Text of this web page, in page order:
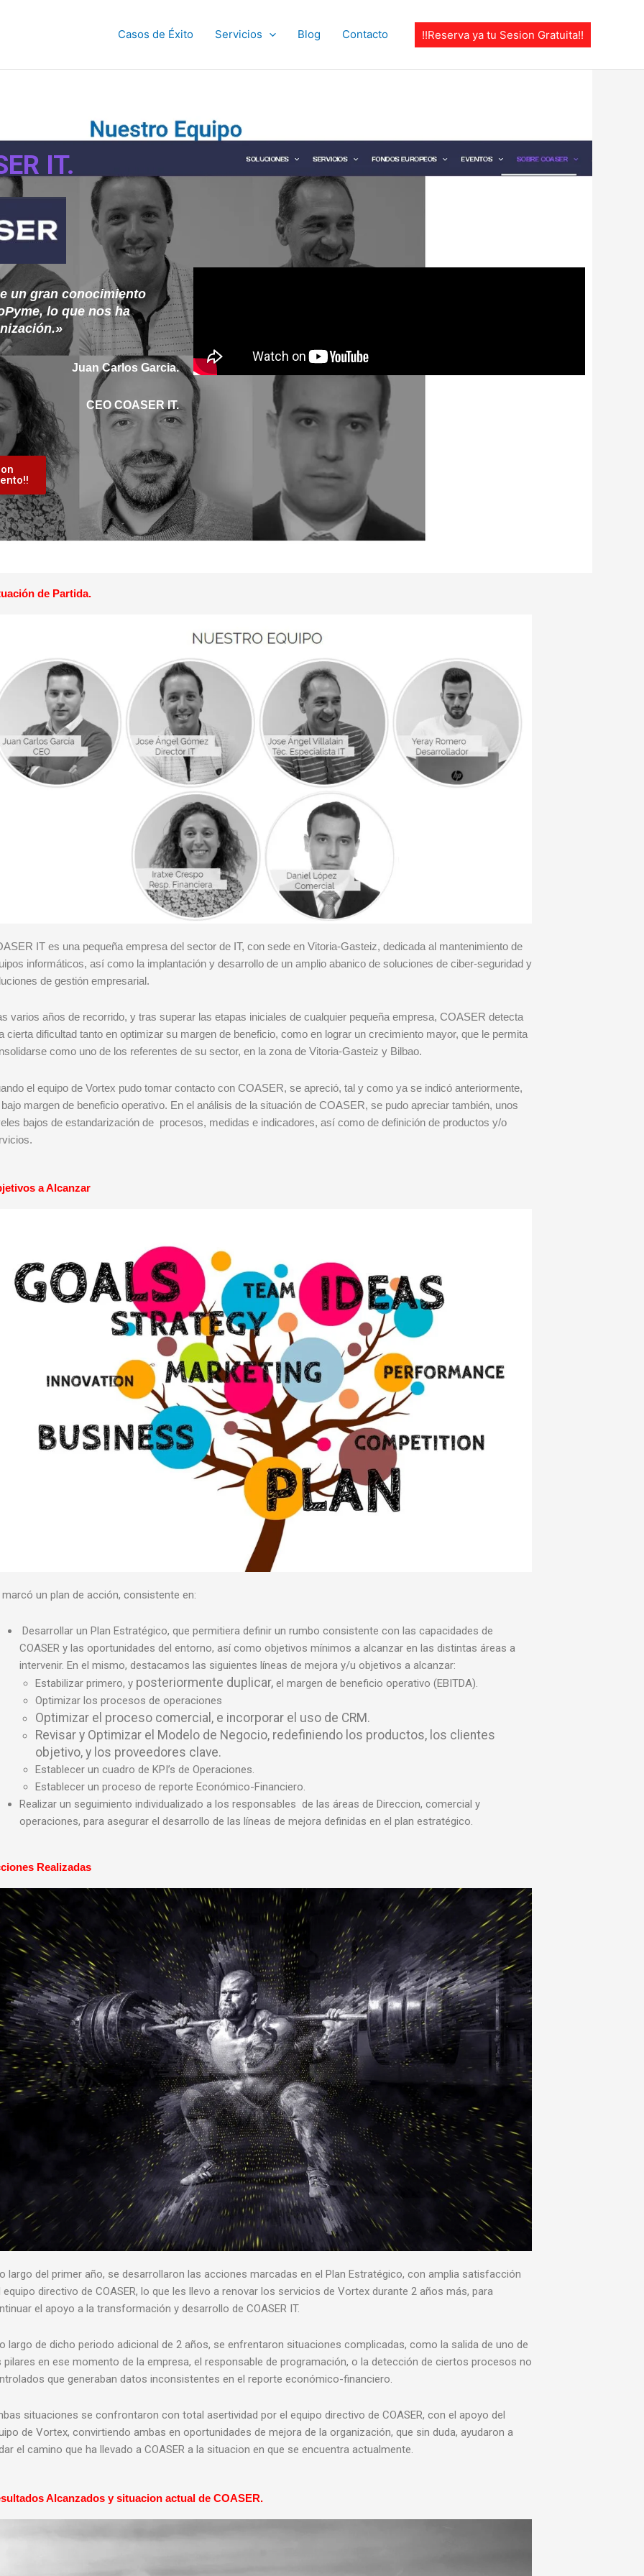
Casos de Éxito Servicios Blog Contacto !!Reserva ya tu Sesion Gratuita!!
IT.
un gran conocimiento
lo que nos ha
Juan Carlos Garcia.
CEO COASER IT.
de Partida.
IT es una pequeña empresa del sector de IT, con sede en Vitoria-Gasteiz, dedicada al mantenimiento de
informáticos, así como la implantación y desarrollo de un amplio abanico de soluciones de ciber-seguridad y
de gestión empresarial.
varios años de recorrido, y tras superar las etapas iniciales de cualquier pequeña empresa, COASER detecta
cierta dificultad tanto en optimizar su margen de beneficio, como en lograr un crecimiento mayor, que le permita
como uno de los referentes de su sector, en la zona de Vitoria-Gasteiz y Bilbao.
el equipo de Vortex pudo tomar contacto con COASER, se apreció, tal y como ya se indicó anteriormente,
margen de beneficio operativo. En el análisis de la situación de COASER, se pudo apreciar también, unos
bajos de estandarización de procesos, medidas e indicadores, así como de definición de productos y/o
a Alcanzar
marcó un plan de acción, consistente en:
Desarrollar un Plan Estratégico, que permitiera definir un rumbo consistente con las capacidades de
COASER y las oportunidades del entorno, así como objetivos mínimos a alcanzar en las distintas áreas a
intervenir. En el mismo, destacamos las siguientes líneas de mejora y/u objetivos a alcanzar:
Estabilizar primero, y posteriormente duplicar,el margen de beneficio operativo (EBITDA).
Optimizar los procesos de operaciones
Optimizar el proceso comercial, e incorporar el uso de CRM.
Revisar y Optimizar el Modelo de Negocio, redefiniendo los productos, los clientes
objetivo, y los proveedores clave.
Establecer un cuadro de KPI’s de Operaciones.
Establecer un proceso de reporte Económico-Financiero.
Realizar un seguimiento individualizado a los responsables de las áreas de Direccion, comercial y
operaciones, para asegurar el desarrollo de las líneas de mejora definidas en el plan estratégico.
Realizadas
largo del primer año, se desarrollaron las acciones marcadas en el Plan Estratégico, con amplia satisfacción
equipo directivo de COASER, lo que les llevo a renovar los servicios de Vortex durante 2 años más, para
el apoyo a la transformación y desarrollo de COASER IT.
largo de dicho periodo adicional de 2 años, se enfrentaron situaciones complicadas, como la salida de uno de
pilares en ese momento de la empresa, el responsable de programación, o la detección de ciertos procesos no
que generaban datos inconsistentes en el reporte económico-financiero.
situaciones se confrontaron con total asertividad por el equipo directivo de COASER, con el apoyo del
de Vortex, convirtiendo ambas en oportunidades de mejora de la organización, que sin duda, ayudaron a
el camino que ha llevado a COASER a la situacion en que se encuentra actualmente.
Alcanzados y situacion actual de COASER.